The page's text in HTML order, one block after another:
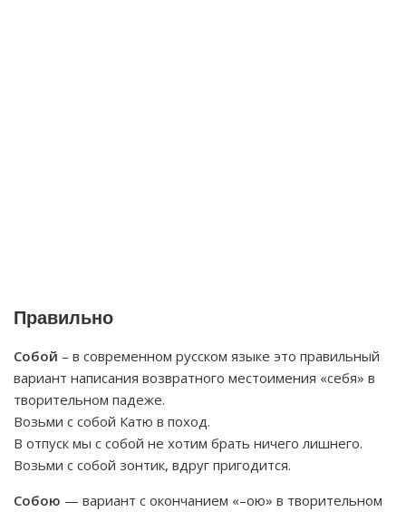
Правильно
Собой – в современном русском языке это правильный
вариант написания возвратного местоимения «себя» в
творительном падеже.
Возьми с собой Катю в поход.
В отпуск мы с собой не хотим брать ничего лишнего.
Возьми с собой зонтик, вдруг пригодится.
Собою — вариант с окончанием «–ою» в творительном